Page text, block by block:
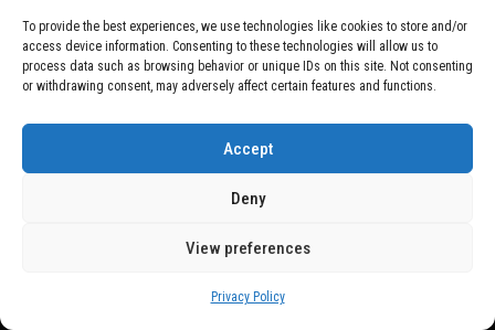
To provide the best experiences, we use technologies like cookies to store and/or
access device information. Consenting to these technologies will allow us to
process data such as browsing behavior or unique IDs on this site. Not consenting
or withdrawing consent, may adversely affect certain features and functions.
Accept
Deny
View preferences
Privacy Policy